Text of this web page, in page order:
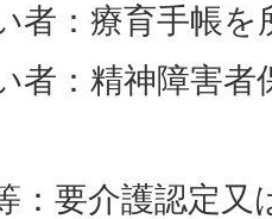
者：療育手帳
者：精神障害者
：要介護認定又